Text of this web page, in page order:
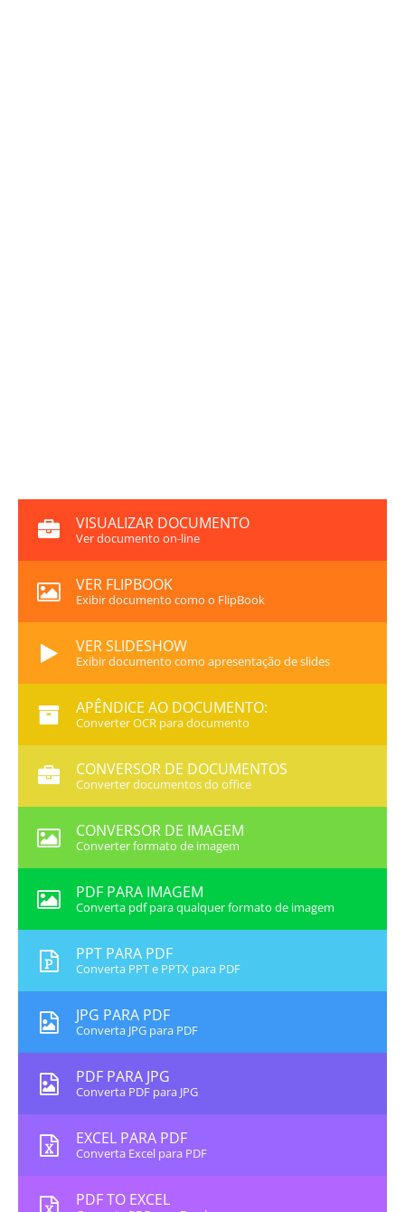
VISUALIZAR DOCUMENTO
Ver documento on-line
VER FLIPBOOK
Exibir documento como o FlipBook
VER SLIDESHOW
Exibir documento como apresentação de slides
APÊNDICE AO DOCUMENTO:
Converter OCR para documento
CONVERSOR DE DOCUMENTOS
Converter documentos do office
CONVERSOR DE IMAGEM
Converter formato de imagem
PDF PARA IMAGEM
Converta pdf para qualquer formato de imagem
PPT PARA PDF
Converta PPT e PPTX para PDF
JPG PARA PDF
Converta JPG para PDF
PDF PARA JPG
Converta PDF para JPG
EXCEL PARA PDF
Converta Excel para PDF
PDF TO EXCEL